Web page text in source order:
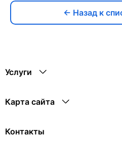
← Назад к
Услуги
Карта сайта
Контакты